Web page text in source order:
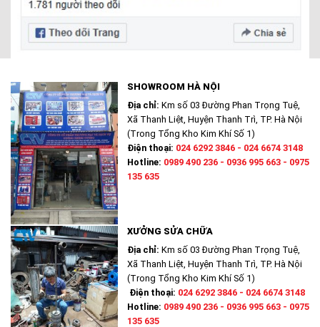
SHOWROOM HÀ NỘI
Địa chỉ: Km số 03 Đường Phan Trọng Tuệ,
Xã Thanh Liệt, Huyện Thanh Trì, TP. Hà Nội
(Trong Tổng Kho Kim Khí Số 1)
Điện thoại: 024 6292 3846 - 024 6674 3148
Hotline: 0989 490 236 - 0936 995 663 - 0975
135 635
XƯỞNG SỬA CHỮA
Địa chỉ: Km số 03 Đường Phan Trọng Tuệ,
Xã Thanh Liệt, Huyện Thanh Trì, TP. Hà Nội
(Trong Tổng Kho Kim Khí Số 1)
Điện thoại: 024 6292 3846 - 024 6674 3148
Hotline: 0989 490 236 - 0936 995 663 - 0975
135 635